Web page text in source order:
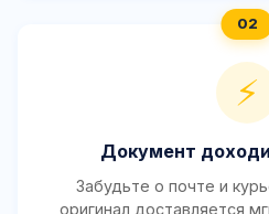
⚡
Документ
Забудьте о почте и
оригинал доставляется